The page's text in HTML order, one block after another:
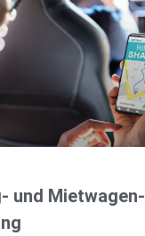
und Mietwagen-